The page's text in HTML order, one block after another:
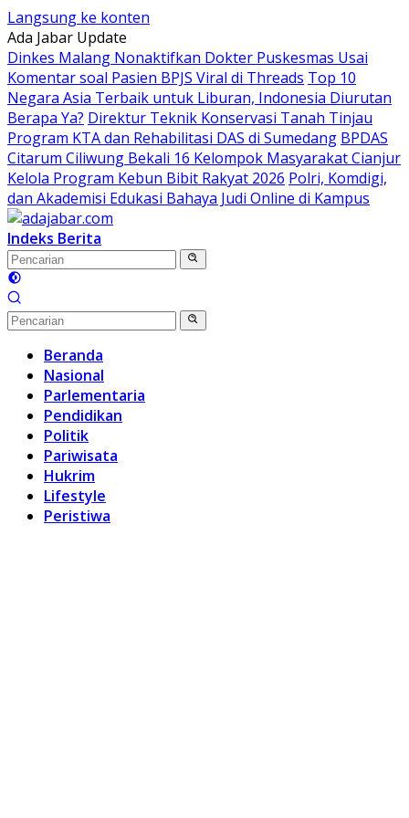
Langsung ke konten
Ada Jabar Update
Dinkes Malang Nonaktifkan Dokter Puskesmas Usai
Komentar soal Pasien BPJS Viral di Threads Top 10
Negara Asia Terbaik untuk Liburan, Indonesia Diurutan
Berapa Ya? Direktur Teknik Konservasi Tanah Tinjau
Program KTA dan Rehabilitasi DAS di Sumedang BPDAS
Citarum Ciliwung Bekali 16 Kelompok Masyarakat Cianjur
Kelola Program Kebun Bibit Rakyat 2026 Polri, Komdigi,
dan Akademisi Edukasi Bahaya Judi Online di Kampus
Indeks Berita
Beranda
Nasional
Parlementaria
Pendidikan
Politik
Pariwisata
Hukrim
Lifestyle
Peristiwa